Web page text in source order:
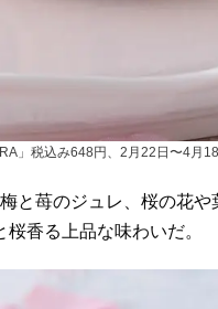
」税込み648円、2月22日〜4月
と苺のジュレ、桜の花
香る上品な味わいだ。